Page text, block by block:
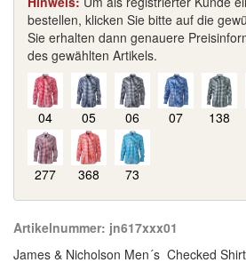
bestellen, klicken Sie bitte auf die
Sie erhalten dann genauere
des gewählten Artikels.
04 05 06 07 138
277 368 73
Artikelnummer: jn617xxx01
James & Nicholson Men´s Checked Shirt